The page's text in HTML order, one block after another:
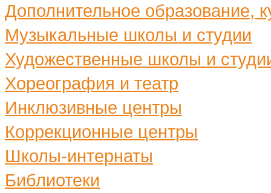
Дополнительное образование,
Музыкальные школы и студии
Художественные школы и
Хореография и театр
Инклюзивные центры
Коррекционные центры
Школы-интернаты
Библиотеки